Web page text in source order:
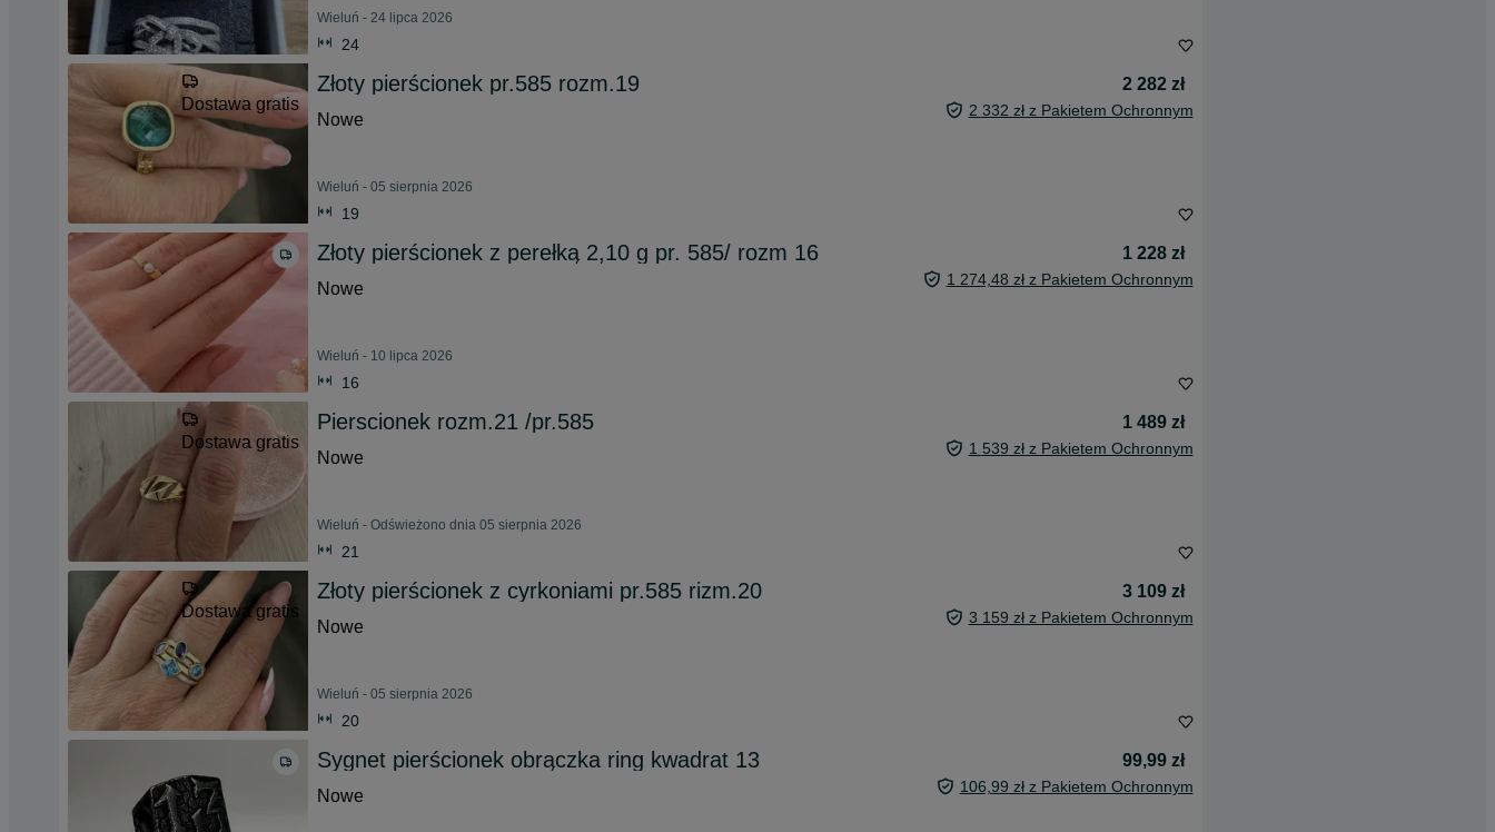
Wieluń - 24 lipca 2026
24
Dostawa gratis
Złoty pierścionek pr.585 rozm.19
2 282 zł
Nowe
2 332 zł z Pakietem Ochronnym
Wieluń - 05 sierpnia 2026
19
Złoty pierścionek z perełką 2,10 g pr. 585/ rozm 16
1 228 zł
Nowe
1 274,48 zł z Pakietem Ochronnym
Wieluń - 10 lipca 2026
16
Dostawa gratis
Pierscionek rozm.21 /pr.585
1 489 zł
Nowe
1 539 zł z Pakietem Ochronnym
Wieluń - Odświeżono dnia 05 sierpnia 2026
21
Dostawa gratis
Złoty pierścionek z cyrkoniami pr.585 rizm.20
3 109 zł
Nowe
3 159 zł z Pakietem Ochronnym
Wieluń - 05 sierpnia 2026
20
Sygnet pierścionek obrączka ring kwadrat 13
99,99 zł
Nowe
106,99 zł z Pakietem Ochronnym